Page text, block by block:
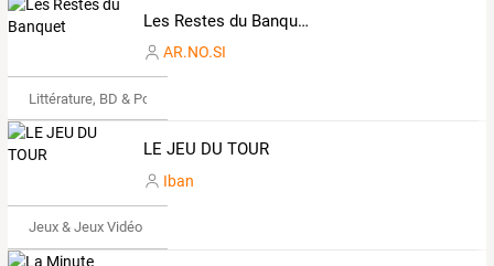
Les Restes du Banquet
AR.NO.SI
Littérature, BD & Poésie
LE JEU DU TOUR
Iban
Jeux & Jeux Vidéo